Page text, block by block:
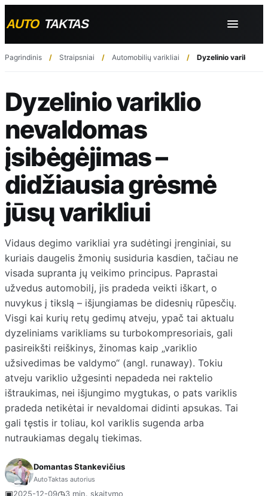
Pagrindinis Straipsniai Automobilių varikliai Dyzelinio variklio
Dyzelinio variklio
nevaldomas
įsibėgėjimas –
didžiausia grėsmė
jūsų varikliui
Vidaus degimo varikliai yra sudėtingi įrenginiai, su
kuriais daugelis žmonių susiduria kasdien, tačiau ne
visada supranta jų veikimo principus. Paprastai
užvedus automobilį, jis pradeda veikti iškart, o
nuvykus į tikslą – išjungiamas be didesnių rūpesčių.
Visgi kai kurių retų gedimų atveju, ypač tai aktualu
dyzeliniams varikliams su turbokompresoriais, gali
pasireikšti reiškinys, žinomas kaip „variklio
užsivedimas be valdymo“ (angl. runaway). Tokiu
atveju variklio užgesinti nepadeda nei raktelio
ištraukimas, nei išjungimo mygtukas, o pats variklis
pradeda netikėtai ir nevaldomai didinti apsukas. Tai
gali tęstis ir toliau, kol variklis sugenda arba
nutraukiamas degalų tiekimas.
Domantas Stankevičius
AutoTaktas autorius
▣2025-12-09◷3 min. skaitymo